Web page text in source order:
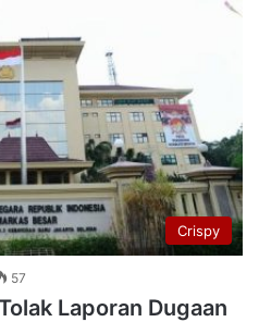
Crispy
57
Laporan Dugaan